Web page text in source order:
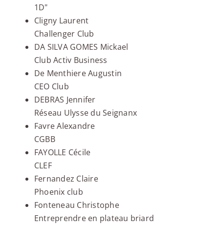
1D"
Cligny Laurent
Challenger Club
DA SILVA GOMES Mickael
Club Activ Business
De Menthiere Augustin
CEO Club
DEBRAS Jennifer
Réseau Ulysse du Seignanx
Favre Alexandre
CGBB
FAYOLLE Cécile
CLEF
Fernandez Claire
Phoenix club
Fonteneau Christophe
Entreprendre en plateau briard